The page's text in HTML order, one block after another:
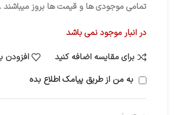
تمامی موجودی ها و قیمت ها بروز میباشند .
در انبار موجود نمی باشد
برای مقایسه اضافه کنید
افزودن
به من از طریق پیامک اطلاع بده